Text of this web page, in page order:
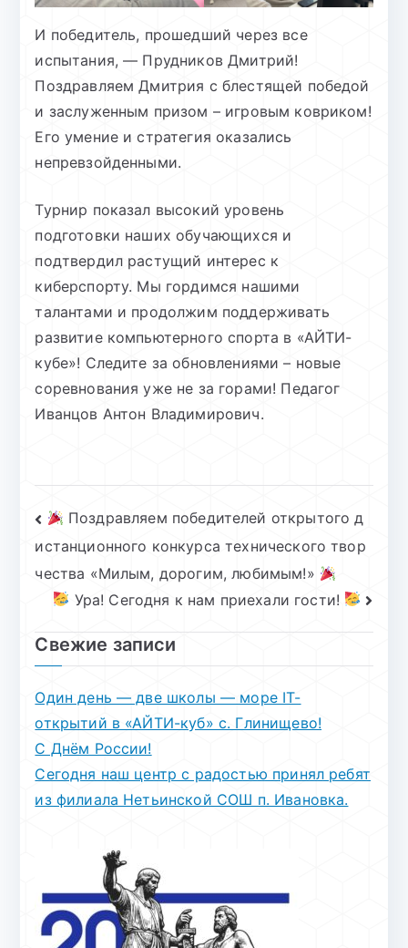
И победитель, прошедший через все
испытания, — Прудников Дмитрий!
Поздравляем Дмитрия с блестящей победой
и заслуженным призом – игровым ковриком!
Его умение и стратегия оказались
непревзойденными.
Турнир показал высокий уровень
подготовки наших обучающихся и
подтвердил растущий интерес к
киберспорту. Мы гордимся нашими
талантами и продолжим поддерживать
развитие компьютерного спорта в «АЙТИ-
кубе»! Следите за обновлениями – новые
соревнования уже не за горами! Педагог
Иванцов Антон Владимирович.
Навигация
по
записям
Поздравляем победителей открытого д
истанционного конкурса технического твор
чества «Милым, дорогим, любимым!»
Ура! Сегодня к нам приехали гости!
Свежие записи
Один день — две школы — море IT-
открытий в «АЙТИ-куб» с. Глинищево!
С Днём России!
Сегодня наш центр с радостью принял ребят
из филиала Нетьинской СОШ п. Ивановка.